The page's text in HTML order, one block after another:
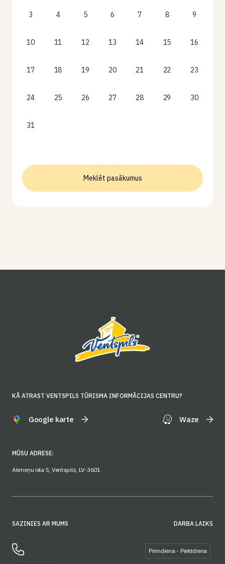
3 4 5 6 7 8 9
10 11 12 13 14 15 16
17 18 19 20 21 22 23
24 25 26 27 28 29 30
31
Meklēt pasākumus
KĀ ATRAST VENTSPILS TŪRISMA INFORMĀCIJAS CENTRU?
Google karte Waze
MŪSU ADRESE:
Akmeņu iela 5, Ventspils, LV-3601
SAZINIES AR MUMS DARBA LAIKS
Pirmdiena - Piektdiena